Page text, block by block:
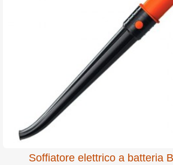
Soffiatore elettrico a batteria